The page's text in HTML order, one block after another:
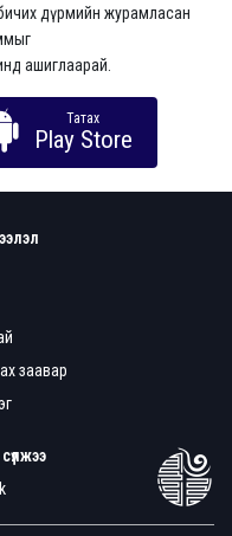
дүрмийн журамласан
ашиглаарай.
Татах
Play Store
заавар